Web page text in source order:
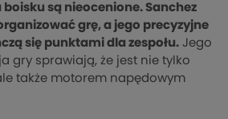
są nieocenione. Sanchez
grę, a jego precyzyjne
się punktami dla zespołu. Jego
gry sprawiają, że jest nie tylko
także motorem napędowym